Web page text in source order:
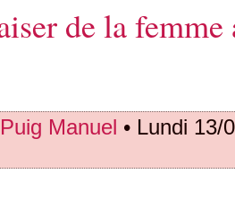
de la
Puig Manuel • Lundi 13/